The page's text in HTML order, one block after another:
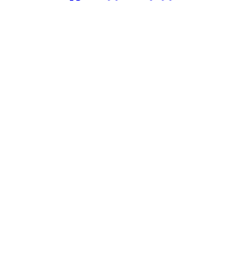
működjön